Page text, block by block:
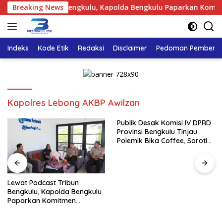
Langsung
ke
konten
Breaking News
Tribun Bengkulu, Kapolda Bengkulu Paparkan
Indeks Kode Etik Redaksi Disclaimer Pedoman
Kapolres Lebong AKBP Awilzan
Lewat Podcast Tribun
Bengkulu, Kapolda Bengkulu
Paparkan Komitmen
Publik Desak Komisi IV DPRD
Provinsi Bengkulu Tinjau
Polemik Bika Coffee, Soroti